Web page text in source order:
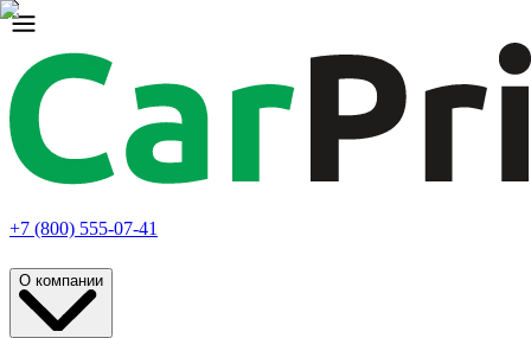
+7 (800) 555-07-41
О компании